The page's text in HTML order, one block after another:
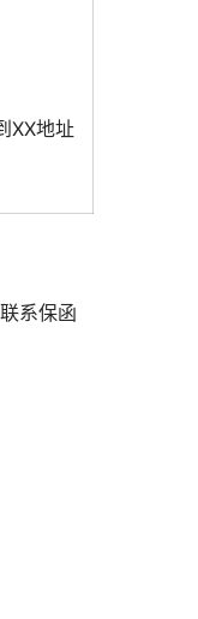
XX地址
系保函